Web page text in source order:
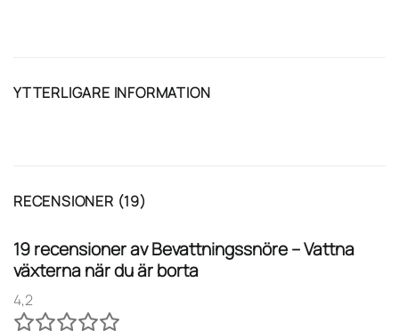
YTTERLIGARE INFORMATION
RECENSIONER (19)
19 recensioner avBevattningssnöre – Vattna
växterna när du är borta
4,2